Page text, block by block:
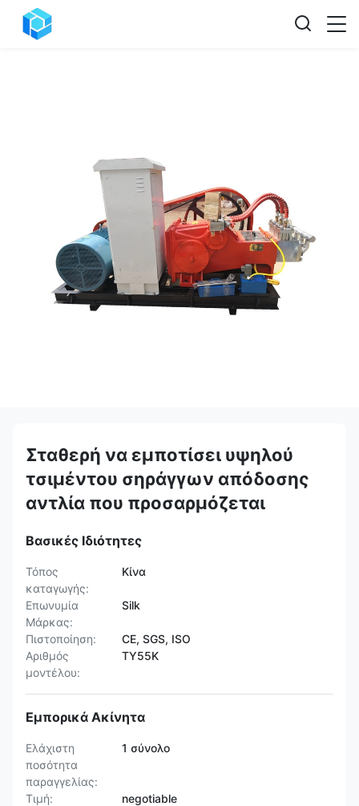
Σταθερή να εμποτίσει υψηλού
τσιμέντου σηράγγων απόδοσης
αντλία που προσαρμόζεται
Βασικές Ιδιότητες
Τόπος
καταγωγής:
Κίνα
Επωνυμία
Μάρκας:
Silk
Πιστοποίηση:
CE, SGS, ISO
Αριθμός
μοντέλου:
TY55K
Εμπορικά Ακίνητα
Ελάχιστη
ποσότητα
παραγγελίας:
1 σύνολο
Τιμή:
negotiable